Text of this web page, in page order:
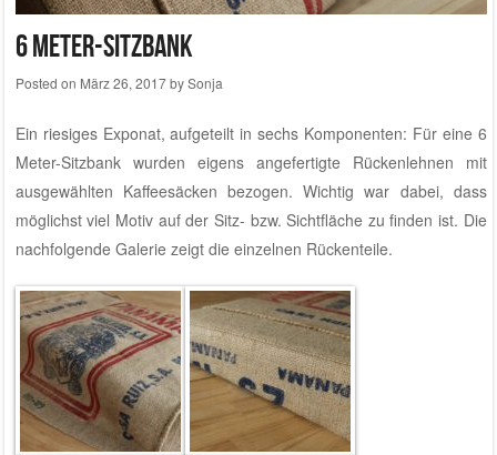
6 Meter-Sitzbank
Posted on März 26, 2017bySonja
Ein riesiges Exponat, aufgeteilt in sechs Komponenten: Für eine 6
Meter-Sitzbank wurden eigens angefertigte Rückenlehnen mit
ausgewählten Kaffeesäcken bezogen. Wichtig war dabei, dass
möglichst viel Motiv auf der Sitz- bzw. Sichtfläche zu finden ist. Die
nachfolgende Galerie zeigt die einzelnen Rückenteile.